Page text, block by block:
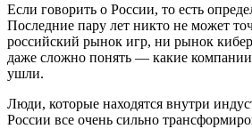
Если говорить о России, то есть
Последние пару лет никто не может
российский рынок игр, ни рынок
даже сложно понять — какие компании
ушли.
Люди, которые находятся внутри
России все очень сильно